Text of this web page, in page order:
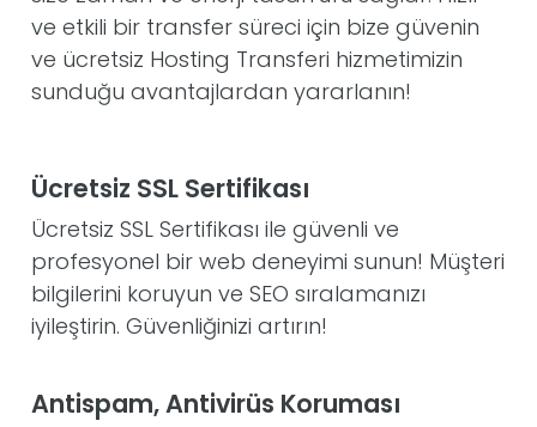
ve etkili bir transfer süreci için bize güvenin
ve ücretsiz Hosting Transferi hizmetimizin
sunduğu avantajlardan yararlanın!
Ücretsiz SSL Sertifikası
Ücretsiz SSL Sertifikası ile güvenli ve
profesyonel bir web deneyimi sunun! Müşteri
bilgilerini koruyun ve SEO sıralamanızı
iyileştirin. Güvenliğinizi artırın!
Antispam, Antivirüs Koruması